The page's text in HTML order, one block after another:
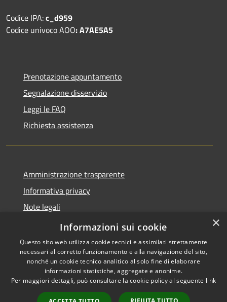
Codice IPA:c_d959
Codice univoco AOO: A7AE5A5
Prenotazione appuntamento
Segnalazione disservizio
Leggi le FAQ
Richiesta assistenza
Amministrazione trasparente
Informativa privacy
Note legali
Dichiarazione di accessibilità
Accessibilità
Copyright © 2026 • Comune di
Gazzuolo • Powered by
Municipium• Accesso
×
Informazioni sui cookie
Questo sito web utilizza cookie tecnici e assimilati strettamente
necessari al corretto funzionamento e alla navigazione del sito,
nonché un cookie tecnico analitico al solo fine di elaborare
informazioni statistiche, aggregate e anonime.
Per maggiori dettagli, può consultare la cookie policy al seguente link